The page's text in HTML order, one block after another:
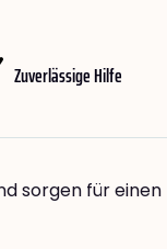
Zuverlässige Hilfe
sorgen für einen